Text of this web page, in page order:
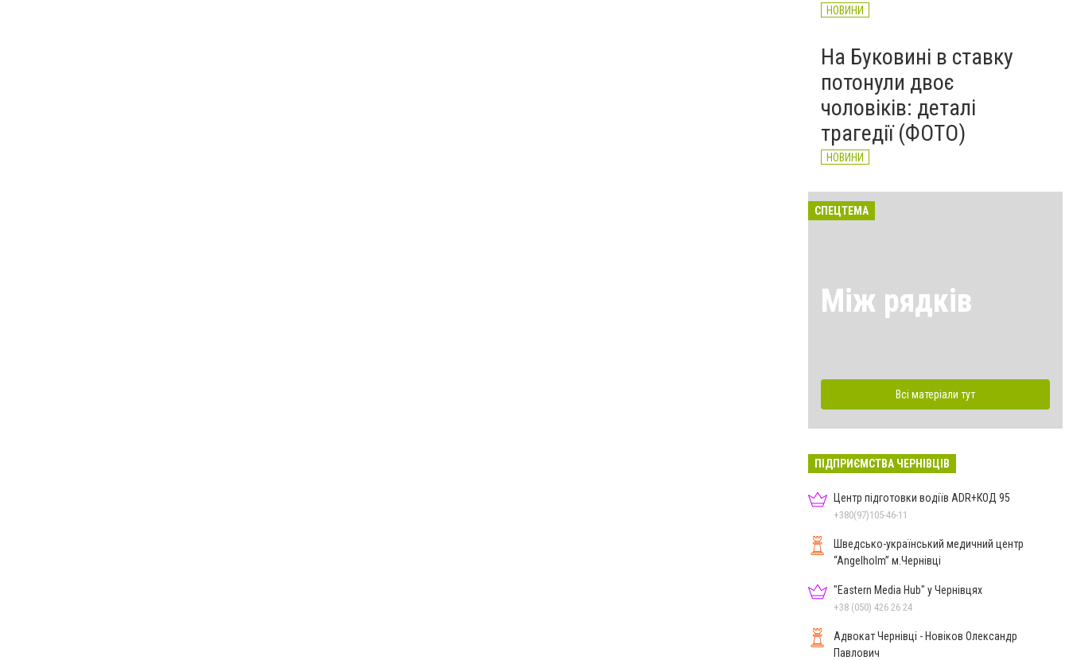
НОВИНИ
На Буковині в ставку
потонули двоє
чоловіків: деталі
трагедії (ФОТО)
НОВИНИ
СПЕЦТЕМА
Між рядків
Всі матеріали тут
ПІДПРИЄМСТВА ЧЕРНІВЦІВ
Центр підготовки водіїв ADR+КОД 95
+380(97)105-46-11
Шведсько-український медичний центр
“Angelholm” м.Чернівці
"Eastern Media Hub" у Чернівцях
+38 (050) 426 26 24
Адвокат Чернівці - Новіков Олександр
Павлович